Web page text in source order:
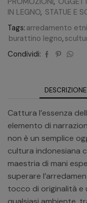
IN LEGNO, STATUE E
Tags: arredamento
burattino legno,
Condividi:
DESCRIZIONE
Cattura l’essenza
elemento di
non è un semplice
cultura indonesiana
maestria di mani
superare
tocco di originalità